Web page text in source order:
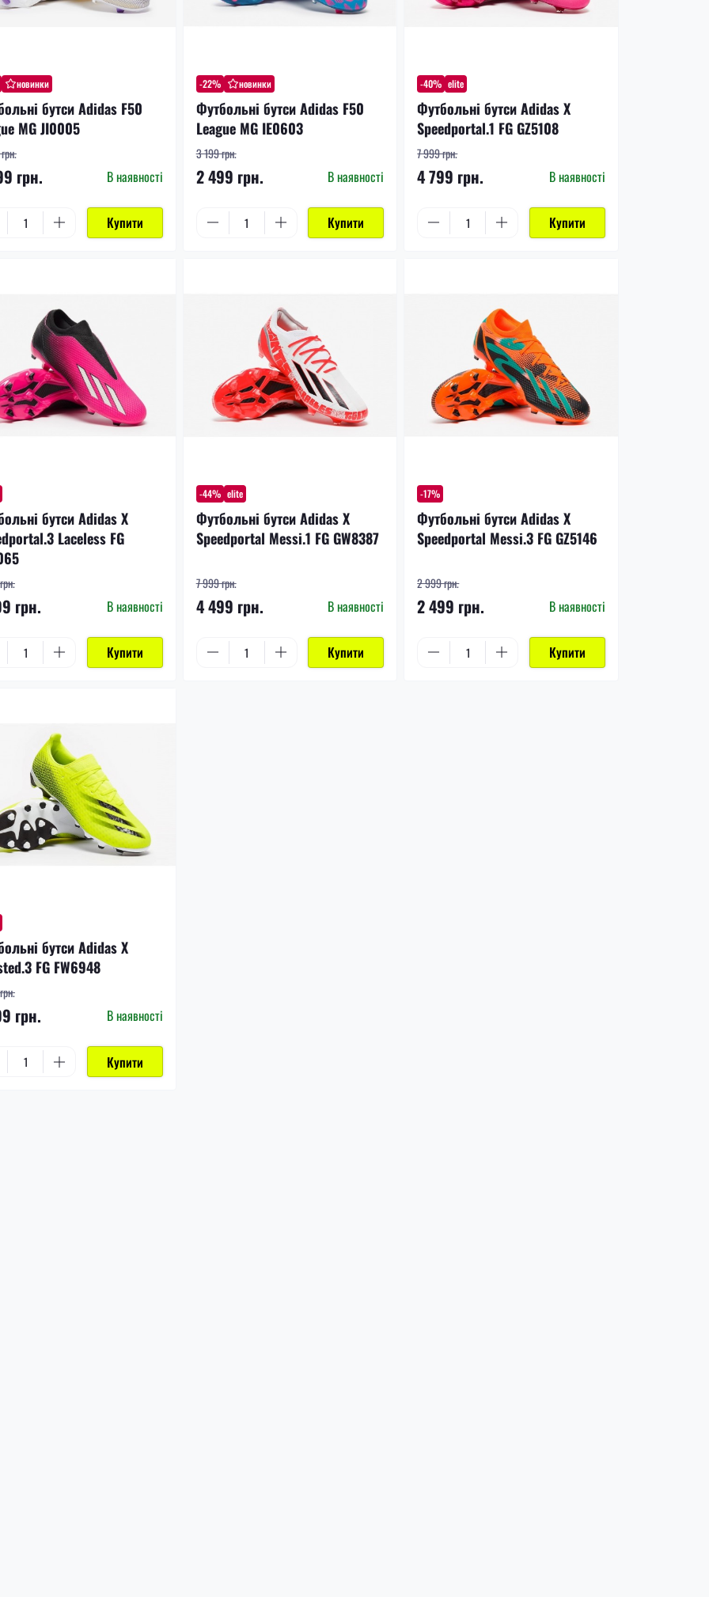
новинки
бутси Adidas F50
MG JI0005
грн. В наявності
Купити
-22% новинки
Футбольні бутси Adidas F50
League MG IE0603
3 199 грн.
2 499 грн. В наявності
Купити
-40% elite
Футбольні бутси Adidas X
Speedportal.1 FG GZ5108
7 999 грн.
4 799 грн. В наявності
Купити
бутси Adidas X
Laceless FG
грн. В наявності
Купити
-44% elite
Футбольні бутси Adidas X
Speedportal Messi.1 FG GW8387
7 999 грн.
4 499 грн. В наявності
Купити
-17%
Футбольні бутси Adidas X
Speedportal Messi.3 FG GZ5146
2 999 грн.
2 499 грн. В наявності
Купити
бутси Adidas X
FG FW6948
грн. В наявності
Купити